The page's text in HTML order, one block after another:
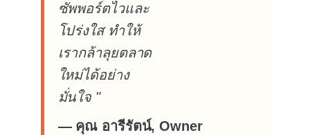
ซัพพอร์ตไวและ
โปร่งใส ทำให้
เรากล้าลุยตลาด
ใหม่ได้อย่าง
มั่นใจ "
— คุณ อารีรัตน์, Owner